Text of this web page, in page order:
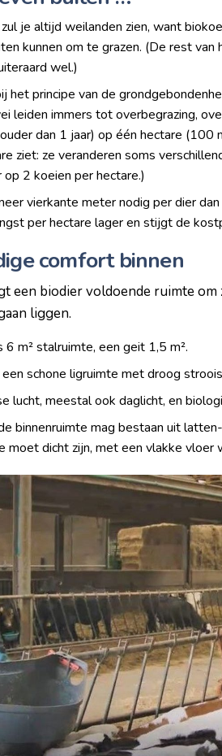
je altijd weilanden zien, want
kunnen om te grazen. (De rest
wel.)
het principe van de
leiden immers tot overbegrazing,
dan 1 jaar) op één hectare
ziet: ze veranderen soms
2 koeien per hectare.)
vierkante meter nodig per dier
per hectare lager en stijgt de
comfort binnen
een biodier voldoende ruimte
liggen.
m² stalruimte, een geit 1,5 m².
schone ligruimte met droog
lucht, meestal ook daglicht, en
binnenruimte mag bestaan uit
moet dicht zijn, met een vlakke vloer